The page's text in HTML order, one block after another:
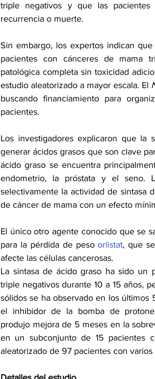
triple negativos y que las
recurrencia o muerte.
Sin embargo, los expertos indican
pacientes con cánceres de mama
patológica completa sin toxicidad
estudio aleatorizado a mayor escala. El
buscando financiamiento para
pacientes.
Los investigadores explicaron que la
generar ácidos grasos que son clave
ácido graso se encuentra
endometrio, la próstata y el seno.
selectivamente la actividad de sintasa
de cáncer de mama con un efecto
El único otro agente conocido que se
para la pérdida de peso orlistat, que
afecte las células cancerosas.
La sintasa de ácido graso ha sido un
triple negativos durante 10 a 15 años,
sólidos se ha observado en los últimos
el inhibidor de la bomba de
produjo mejora de 5 meses en la
en un subconjunto de 15 pacientes
aleatorizado de 97 pacientes con